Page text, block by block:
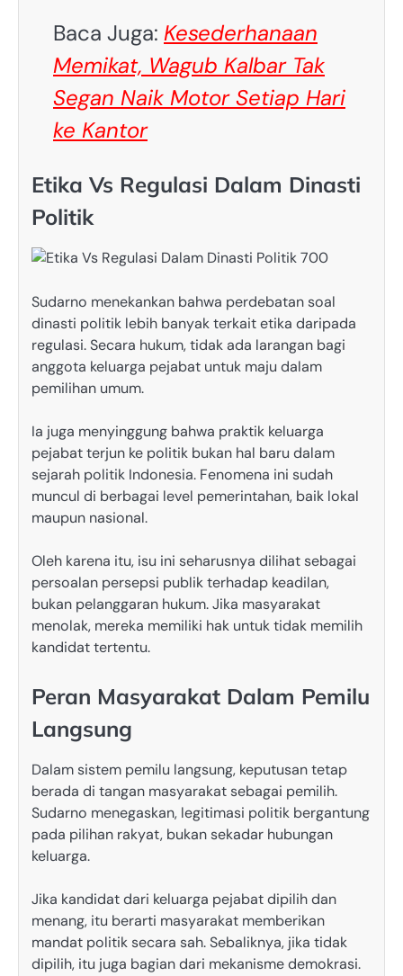
Baca Juga: Kesederhanaan
Memikat, Wagub Kalbar Tak
Segan Naik Motor Setiap Hari
ke Kantor
Etika Vs Regulasi Dalam Dinasti
Politik
Sudarno menekankan bahwa perdebatan soal
dinasti politik lebih banyak terkait etika daripada
regulasi. Secara hukum, tidak ada larangan bagi
anggota keluarga pejabat untuk maju dalam
pemilihan umum.
Ia juga menyinggung bahwa praktik keluarga
pejabat terjun ke politik bukan hal baru dalam
sejarah politik Indonesia. Fenomena ini sudah
muncul di berbagai level pemerintahan, baik lokal
maupun nasional.
Oleh karena itu, isu ini seharusnya dilihat sebagai
persoalan persepsi publik terhadap keadilan,
bukan pelanggaran hukum. Jika masyarakat
menolak, mereka memiliki hak untuk tidak memilih
kandidat tertentu.
Peran Masyarakat Dalam Pemilu
Langsung
Dalam sistem pemilu langsung, keputusan tetap
berada di tangan masyarakat sebagai pemilih.
Sudarno menegaskan, legitimasi politik bergantung
pada pilihan rakyat, bukan sekadar hubungan
keluarga.
Jika kandidat dari keluarga pejabat dipilih dan
menang, itu berarti masyarakat memberikan
mandat politik secara sah. Sebaliknya, jika tidak
dipilih, itu juga bagian dari mekanisme demokrasi.